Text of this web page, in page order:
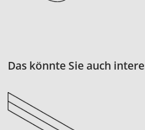
Das könnte Sie auch